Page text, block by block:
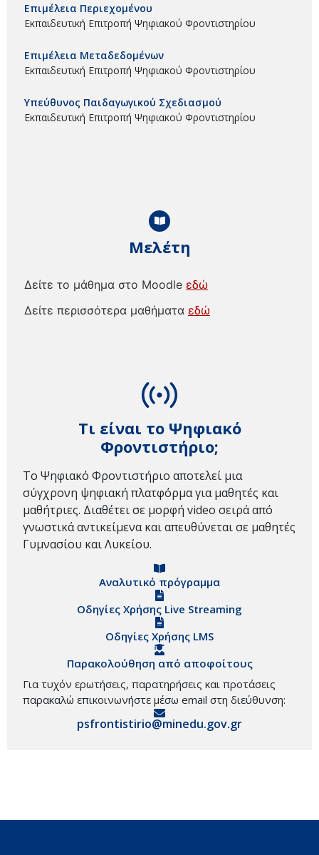
Τι είναι το Ψηφιακό
Φροντιστήριο;
Το Ψηφιακό Φροντιστήριο αποτελεί μια
σύγχρονη ψηφιακή πλατφόρμα για μαθητές και
μαθήτριες. Διαθέτει σε μορφή video σειρά από
γνωστικά αντικείμενα και απευθύνεται σε μαθητές
Γυμνασίου και Λυκείου.
Αναλυτικό πρόγραμμα
Οδηγίες Χρήσης Live Streaming
Οδηγίες Χρήσης LMS
Παρακολούθηση από αποφοίτους
Για τυχόν ερωτήσεις, παρατηρήσεις και προτάσεις
παρακαλώ επικοινωνήστε μέσω email στη διεύθυνση:
psfrontistirio@minedu.gov.gr
Μελέτη
Δείτε το μάθημα στο Moodle εδώ
Δείτε περισσότερα μαθήματα εδώ
Επιμέλεια Περιεχομένου
Εκπαιδευτική Επιτροπή Ψηφιακού Φροντιστηρίου
Επιμέλεια Μεταδεδομένων
Εκπαιδευτική Επιτροπή Ψηφιακού Φροντιστηρίου
Υπεύθυνος Παιδαγωγικού Σχεδιασμού
Εκπαιδευτική Επιτροπή Ψηφιακού Φροντιστηρίου